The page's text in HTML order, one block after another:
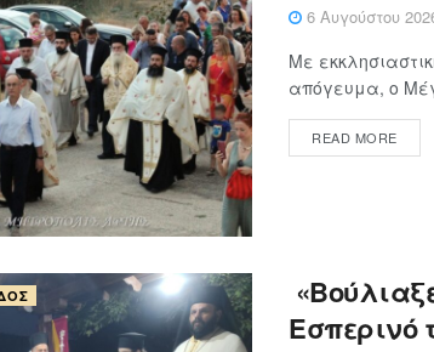
6 Αυγούστου
Με
απόγευμα, ο
READ MORE
Εσπερινό